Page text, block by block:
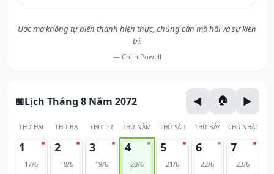
Ước mơ không tự biến thành hiện thực, chúng cần mồ hôi và sự kiên
trì.
— Colin Powell
Lịch Tháng 8 Năm 2072
THỨ HAI THỨ BA THỨ TƯ THỨ NĂM THỨ SÁU THỨ BẢY CHỦ NHẬT
1
17/6
2
18/6
3
19/6
4
20/6
5
21/6
6
22/6
7
23/6